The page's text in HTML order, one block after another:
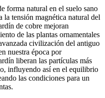
forma natural en el suelo sano
la tensión magnética natural del
de cobre mejoran
de las plantas ornamentales
civilización del antiguo
nuestra época por
liberan las partículas más
influyendo así en el equilibrio
las condiciones para un